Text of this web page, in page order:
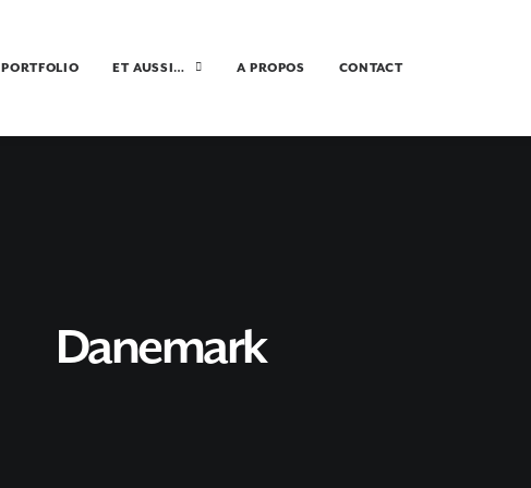
PORTFOLIO ET AUSSI… A PROPOS CONTACT
Danemark